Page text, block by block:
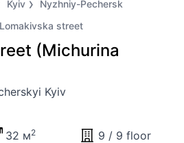
Kyiv
Nyzhniy-Pechersk
Lomakivska street
(Michurina
Kyiv
32 м2 9 / 9 floor